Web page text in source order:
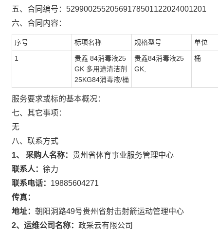
五、合同编号： 52990025520569178501122024001201
六、合同内容：
序号 标项名称 规格型号 单位
1
贵鑫 84消毒液25
GK 多用途清洁剂
25KG84消毒液/桶
贵鑫84消毒液25
GK,
桶
服务要求或标的基本概况：
七、其它事项：
无
八、联系方式
1、 采购人名称： 贵州省体育事业服务管理中心
联系人： 徐力
联系电话： 19885604271
传真：
地址： 朝阳洞路49号贵州省射击射箭运动管理中心
2、运维公司名称： 政采云有限公司